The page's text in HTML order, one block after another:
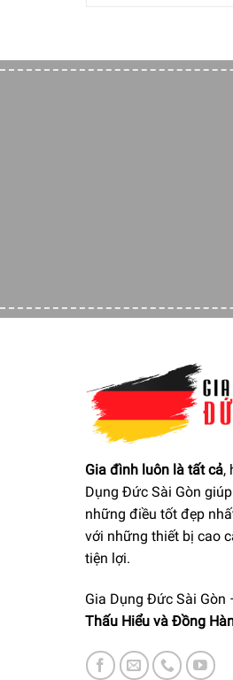
hợp. Do đó, đáy chảo
Gia đình luôn là tất cả,
Dụng Đức Sài Gòn
những điều tốt đẹp
với những thiết bị cao
tiện lợi.
Gia Dụng Đức Sài Gòn
Thấu Hiểu và Đồng